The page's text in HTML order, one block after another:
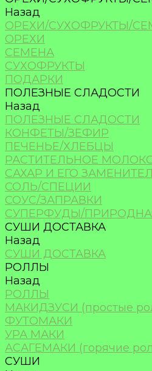
Назад
ОРЕХИ/СУХОФРУКТЫ/
ОРЕХИ
СЕМЕНА
СУХОФРУКТЫ
ПОДАРКИ
ПОЛЕЗНЫЕ СЛАДОСТИ
Назад
ПОЛЕЗНЫЕ СЛАДОСТИ
КОНФЕТЫ/ЗЕФИР
ПЕЧЕНЬЕ/ХЛЕБЦЫ
РАСТИТЕЛЬНОЕ
САХАР И ЕГО
СОЛЬ/СПЕЦИИ
СОУС/ЗАПРАВКИ
СУПЕРФУДЫ/
СУШИ ДОСТАВКА
Назад
СУШИ ДОСТАВКА
РОЛЛЫ
Назад
РОЛЛЫ
МАКИДЗУСИ (простые
ФУТОМАКИ
УРА МАКИ
АСАГЕМАКИ (горячие
СУШИ